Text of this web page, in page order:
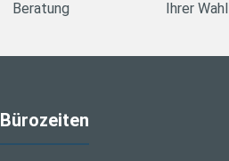
Beratung
Ihrer Wahl
Bürozeiten